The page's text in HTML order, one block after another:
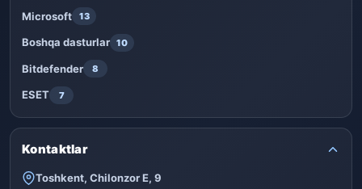
Microsoft 13
Boshqa dasturlar 10
Bitdefender 8
ESET 7
Kontaktlar
Toshkent, Chilonzor E, 9